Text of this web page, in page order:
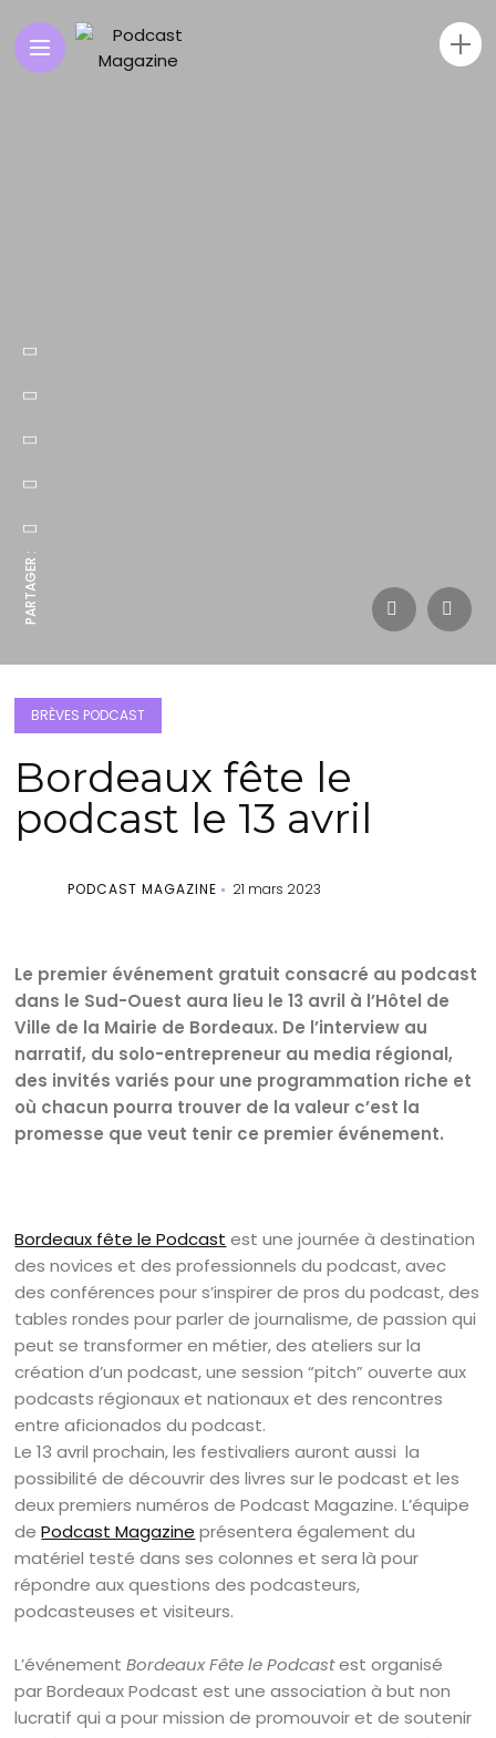
PARTAGER :
BRÈVES PODCAST
Bordeaux fête le
podcast le 13 avril
PODCAST MAGAZINE 21 mars 2023
Le premier événement gratuit consacré au podcast
dans le Sud-Ouest aura lieu le 13 avril à l’Hôtel de
Ville de la Mairie de Bordeaux. De l’interview au
narratif, du solo-entrepreneur au media régional,
des invités variés pour une programmation riche et
où chacun pourra trouver de la valeur c’est la
promesse que veut tenir ce premier événement.
Bordeaux fête le Podcast est une journée à destination
des novices et des professionnels du podcast, avec
des conférences pour s’inspirer de pros du podcast, des
tables rondes pour parler de journalisme, de passion qui
peut se transformer en métier, des ateliers sur la
création d’un podcast, une session “pitch” ouverte aux
podcasts régionaux et nationaux et des rencontres
entre aficionados du podcast.
Le 13 avril prochain, les festivaliers auront aussi la
possibilité de découvrir des livres sur le podcast et les
deux premiers numéros de Podcast Magazine. L’équipe
dePodcast Magazine présentera également du
matériel testé dans ses colonnes et sera là pour
répondre aux questions des podcasteurs,
podcasteuses et visiteurs.
L’événementBordeaux Fête le Podcastest organisé
par Bordeaux Podcast est une association à but non
lucratif qui a pour mission de promouvoir et de soutenir